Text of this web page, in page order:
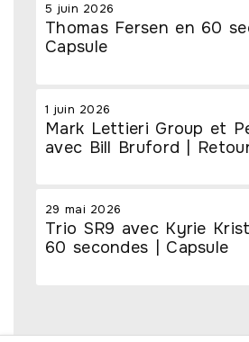
5 juin 2026
Thomas Fersen en 60
Capsule
1 juin 2026
Mark Lettieri Group et
avec Bill Bruford |
29 mai 2026
Trio SR9 avec Kyrie
60 secondes | Capsule